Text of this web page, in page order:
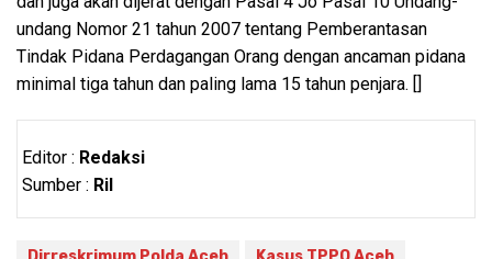
undang Nomor 21 tahun 2007 tentang Pemberantasan
Tindak Pidana Perdagangan Orang dengan ancaman pidana
minimal tiga tahun dan paling lama 15 tahun penjara. []
Editor : Redaksi
Sumber : Ril